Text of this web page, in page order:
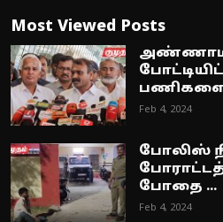
Most Viewed Posts
பணிகளை
Feb 4, 2024
போலிஸ்
போதை ...
Feb 4, 2024